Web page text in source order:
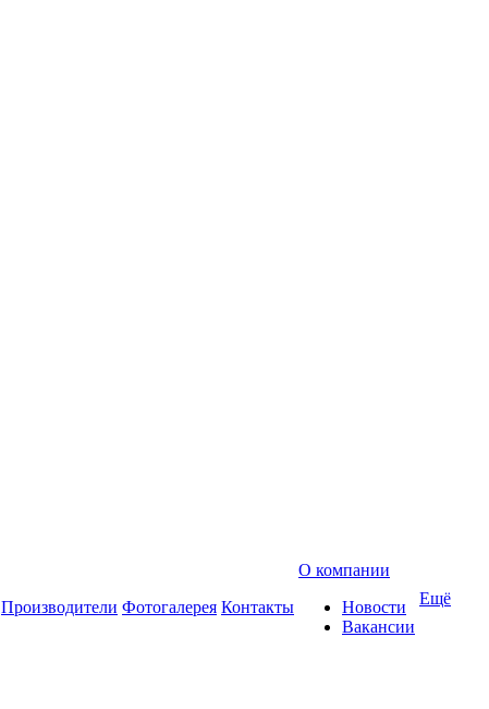
Производители Фотогалерея Контакты
О компании
Новости
Вакансии
Ещё